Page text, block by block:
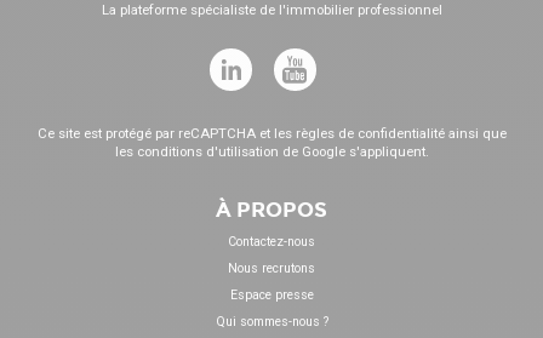
La plateforme spécialiste de l'immobilier professionnel
Ce site est protégé par reCAPTCHA et les règles de confidentialitéainsi que
les conditions d'utilisation de Google s'appliquent.
À PROPOS
Contactez-nous
Nous recrutons
Espace presse
Qui sommes-nous ?